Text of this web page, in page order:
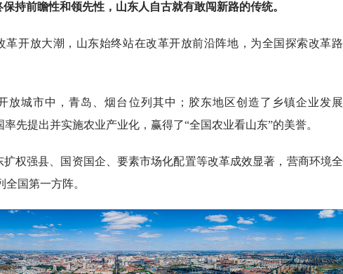
持前瞻性和领先性，山东人自古就有敢闯新路的传统。
革开放大潮，山东始终站在改革开放前沿阵地，为全国探索改革路
放城市中，青岛、烟台位列其中；胶东地区创造了乡镇企业发展
率先提出并实施农业产业化，赢得了“全国农业看山东”的美誉。
扩权强县、国资国企、要素市场化配置等改革成效显著，营商环境全
国第一方阵。